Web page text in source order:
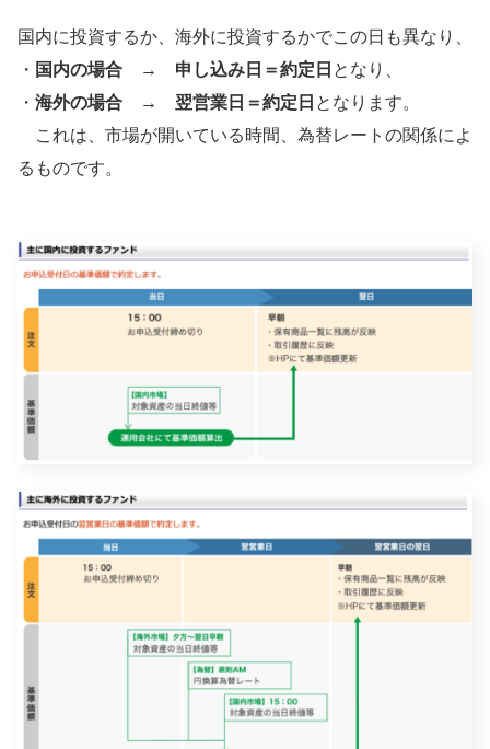
国内に投資するか、海外に投資するかでこの日も異なり、
・ 国内の場合 → 申し込み日＝約定日 となり、
・ 海外の場合 → 翌営業日＝約定日 となります。
これは、市場が開いている時間、為替レートの関係によ
るものです。